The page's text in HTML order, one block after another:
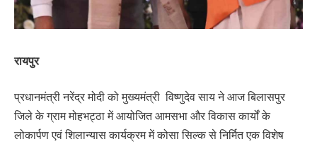
रायपुर
प्रधानमंत्री नरेंद्र मोदी को मुख्यमंत्री विष्णुदेव साय ने आज बिलासपुर
जिले के ग्राम मोहभट्ठा में आयोजित आमसभा और विकास कार्यों के
लोकार्पण एवं शिलान्यास कार्यक्रम में कोसा सिल्क से निर्मित एक विशेष